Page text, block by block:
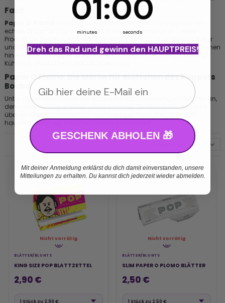
Fazit
Paper O Plomo
echtes Statement für alle, die die Werte von Booba teilen. Jedes
Produkt der Reihe ist eine Verschmelzung von Stil, Qualität und Kultur
und bietet jedem Nutzer ein Erlebnis, das weit über das einfache Drehen
hinausgeht. MitPaper O Plomoentscheiden Sie sich für Exzellenz,
Kühnheit und Authentizität bei jedem Zug.
Paper O Plomo: Die Marke für Blättchen des Rappers
Booba
Unter dieser Marke bietet der Rapper Booba hochwertige Blättchen an,
deren Entwicklung er selbst überwacht hat. Die Marke verfügt somit
über ein breites Sortiment an hochwertigen Produkten, das sich
hauptsächlich auf Raucherzubehör konzentriert.
Nicht vorrätig
BLÄTTER/BLUNTS
KING SIZE POP BLATTZETTEL
2,90 €
Nicht vorrätig
BLÄTTER/BLUNTS
SLIM PAPER O PLOMO BLÄTTER
2,50 €
01
minutes
:00
seconds
Dreh das Rad und gewinn den HAUPTPREIS!
Email
GESCHENK ABHOLEN 🎁
Mit deiner Anmeldung erklärst du dich damit einverstanden, unsere
Mitteilungen zu erhalten. Du kannst dich jederzeit wieder abmelden.